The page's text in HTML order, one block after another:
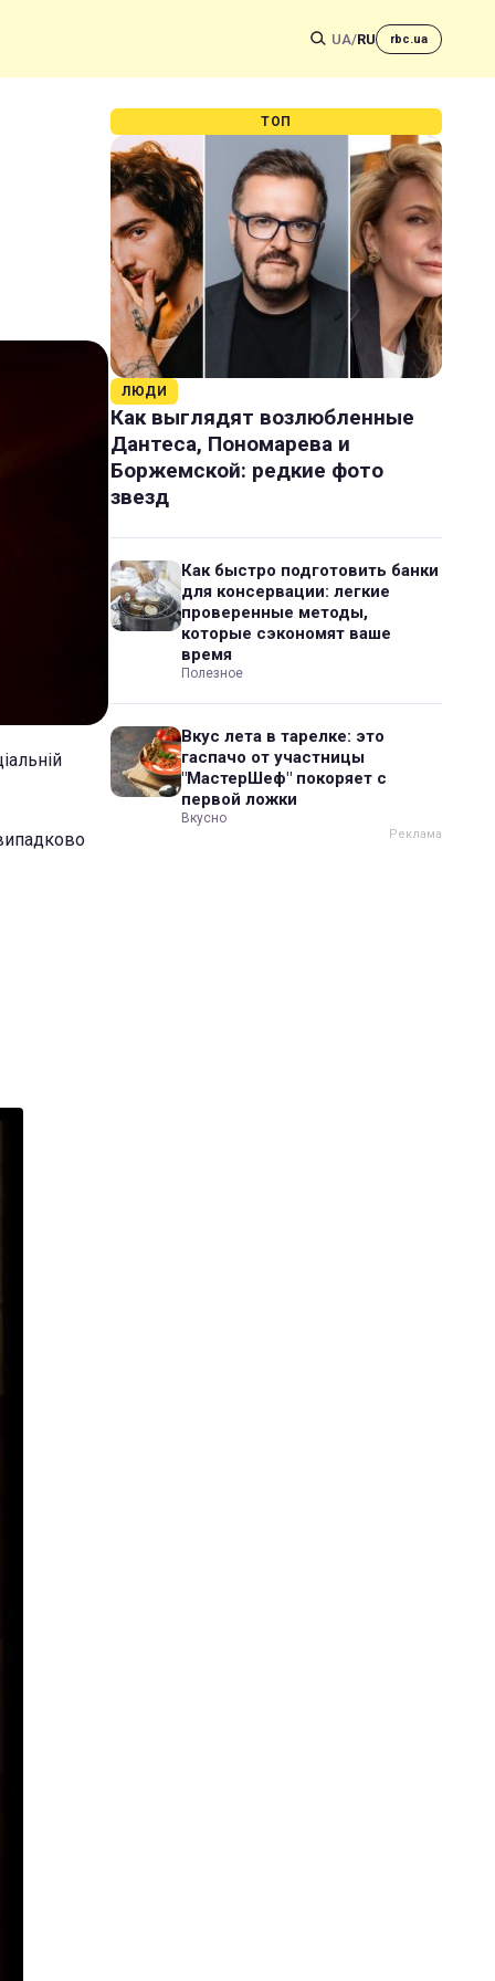
UA/RU rbc.ua
ТОП
ЛЮДИ
Как выглядят возлюбленные
Дантеса, Пономарева и
Боржемской: редкие фото
звезд
Как быстро подготовить банки
для консервации: легкие
проверенные методы,
которые сэкономят ваше
время
Полезное
Вкус лета в тарелке: это
гаспачо от участницы
"МастерШеф" покоряет с
первой ложки
Вкусно